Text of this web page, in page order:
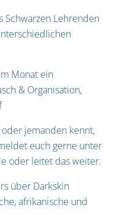
Schwarzen Lehrenden
Monat ein
& Organisation,
jemanden kennt,
euch gerne unter
oder leitet das weiter.
über Darkskin
afrikanische und